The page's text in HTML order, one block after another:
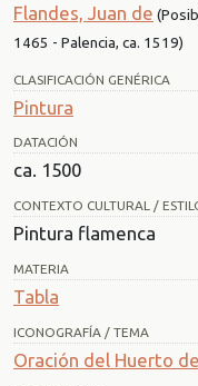
Flandes, Juan de
1465 - Palencia, ca. 1519)
CLASIFICACIÓN GENÉRICA
Pintura
DATACIÓN
ca. 1500
CONTEXTO CULTURAL /
Pintura flamenca
MATERIA
Tabla
ICONOGRAFÍA / TEMA
Oración del Huerto